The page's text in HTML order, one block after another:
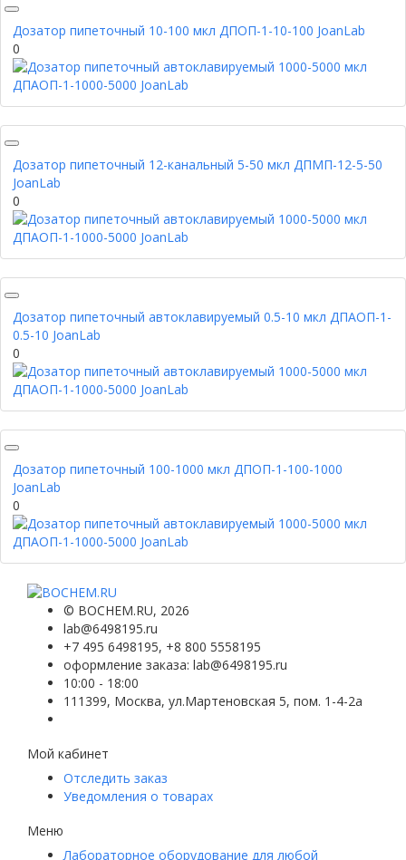
Дозатор пипеточный 10-100 мкл ДПОП-1-10-100 JoanLab
0
Дозатор пипеточный 12-канальный 5-50 мкл ДПМП-12-5-50
JoanLab
0
Дозатор пипеточный автоклавируемый 0.5-10 мкл ДПАОП-1-
0.5-10 JoanLab
0
Дозатор пипеточный 100-1000 мкл ДПОП-1-100-1000
JoanLab
0
© BOCHEM.RU, 2026
lab@6498195.ru
+7 495 6498195, +8 800 5558195
оформление заказа: lab@6498195.ru
10:00 - 18:00
111399, Москва, ул.Мартеновская 5, пом. 1-4-2а
Мой кабинет
Отследить заказ
Уведомления о товарах
Меню
Лабораторное оборудование для любой